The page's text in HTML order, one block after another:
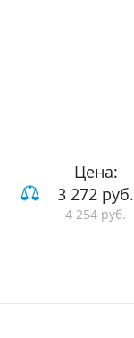
(LED)
Цена:
3 272 руб.
4 254 руб.